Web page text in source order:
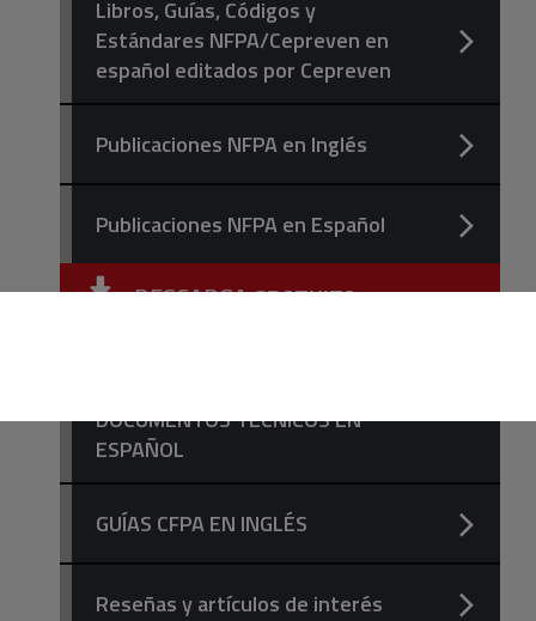
Libros, Guías, Códigos y
Estándares NFPA/Cepreven en
español editados por Cepreven
Publicaciones NFPA en Inglés
Publicaciones NFPA en Español
DESCARGAGRATUITA
DOCUMENTOS TÉCNICOS EN
ESPAÑOL
GUÍAS CFPA EN INGLÉS
Reseñas y artículos de interés